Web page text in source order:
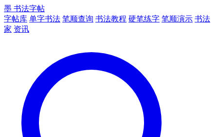
墨 书法字帖
字帖库 单字书法 笔顺查询 书法教程 硬笔练字 笔顺演示 书法
家 资讯